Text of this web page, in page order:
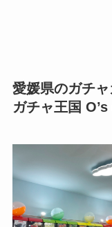
愛媛県のガチ
ガチャ王国